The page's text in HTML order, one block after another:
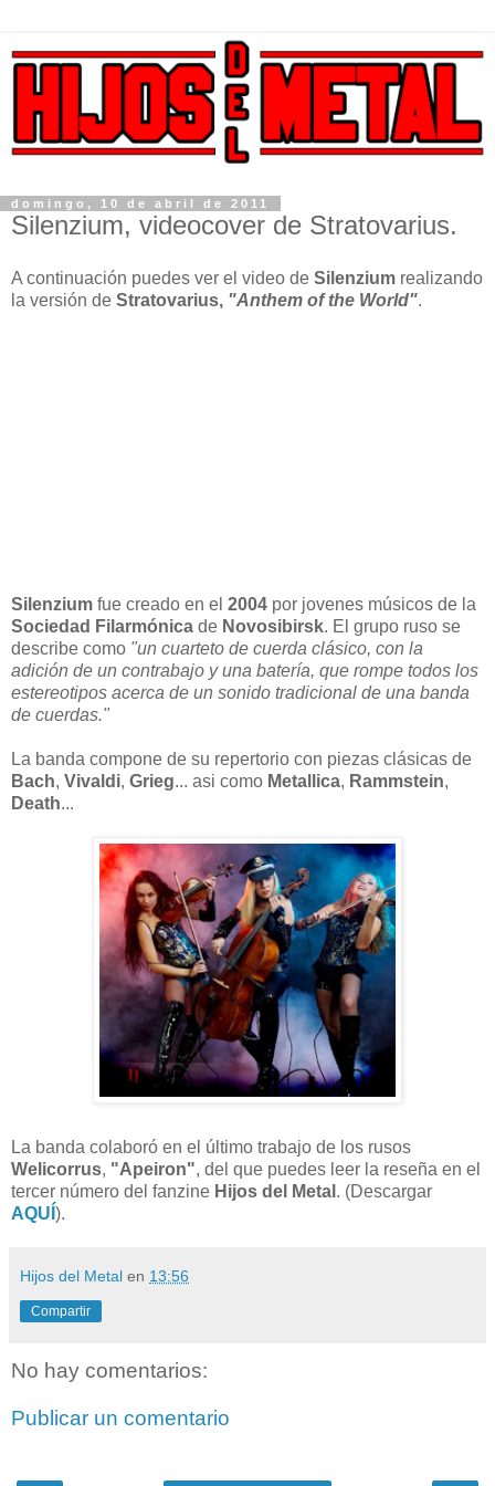
domingo, 10 de abril de 2011
Silenzium, videocover de Stratovarius.
A continuación puedes ver el video de Silenzium realizando
la versión de Stratovarius, "Anthem of the World".
Silenzium fue creado en el 2004 por jovenes músicos de la
Sociedad Filarmónica de Novosibirsk. El grupo ruso se
describe como "un cuarteto de cuerda clásico, con la
adición de un contrabajo y una batería, que rompe todos los
estereotipos acerca de un sonido tradicional de una banda
de cuerdas."
La banda compone de su repertorio con piezas clásicas de
Bach, Vivaldi, Grieg... asi como Metallica, Rammstein,
Death...
La banda colaboró en el último trabajo de los rusos
Welicorrus, "Apeiron", del que puedes leer la reseña en el
tercer número del fanzine Hijos del Metal . (Descargar
AQUÍ ).
Hijos del Metal en 13:56
Compartir
No hay comentarios:
Publicar un comentario